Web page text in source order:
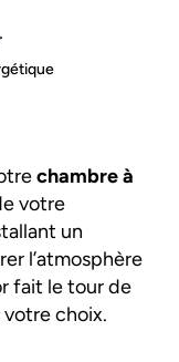
chambre à
votre
un
l’atmosphère
fait le tour de
votre choix.